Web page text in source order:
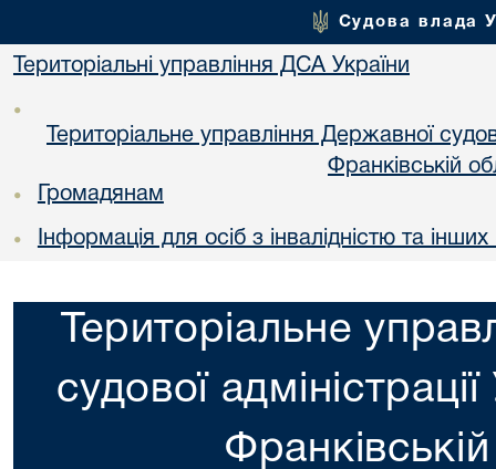
Судова влада
Територіальні управління ДСА України
•
Територіальне управління Державної
Франкiвській
• Громадянам
• Інформація для осіб з інвалідністю та
Територіальне
судової